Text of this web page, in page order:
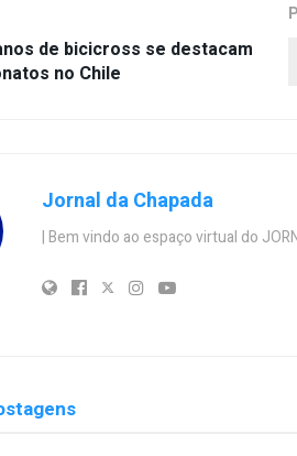
de bicicross se destacam
no Chile
Jornal da Chapada
| Bem vindo ao espaço virtual do